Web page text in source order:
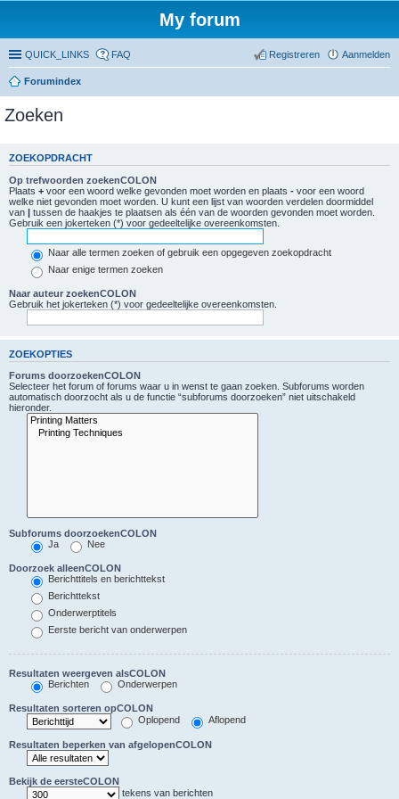
My forum
QUICK_LINKS FAQ Aanmelden
Registreren
Forumindex
Zoeken
ZOEKOPDRACHT
Op trefwoorden zoekenCOLON
Plaats + voor een woord welke gevonden moet worden en plaats - voor een woord
welke niet gevonden moet worden. U kunt een lijst van woorden verdelen doormiddel
van | tussen de haakjes te plaatsen als één van de woorden gevonden moet worden.
Gebruik een jokerteken (*) voor gedeeltelijke overeenkomsten.
Naar alle termen zoeken of gebruik een opgegeven zoekopdracht
Naar enige termen zoeken
Naar auteur zoekenCOLON
Gebruik het jokerteken (*) voor gedeeltelijke overeenkomsten.
ZOEKOPTIES
Forums doorzoekenCOLON
Selecteer het forum of forums waar u in wenst te gaan zoeken. Subforums worden
automatisch doorzocht als u de functie “subforums doorzoeken” niet uitschakeld
hieronder.
Subforums doorzoekenCOLON
Ja
Nee
Doorzoek alleenCOLON
Berichttitels en berichttekst
Berichttekst
Onderwerptitels
Eerste bericht van onderwerpen
Resultaten weergeven alsCOLON
Berichten
Onderwerpen
Resultaten sorteren opCOLON
Oplopend
Aflopend
Resultaten beperken van afgelopenCOLON
Bekijk de eersteCOLON
tekens van berichten